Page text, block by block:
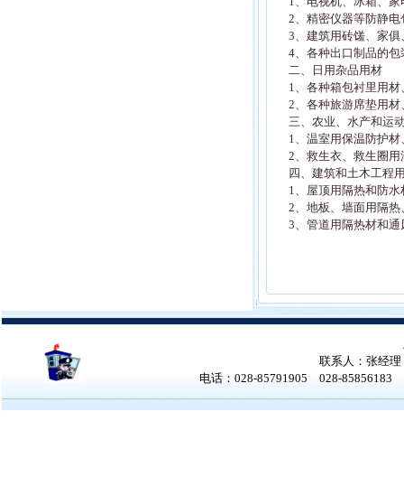
2、精密仪器等防静
3、建筑用砖馐、家
4、各种出口制品的包
二、日用杂品用材
1、各种箱包衬里用
2、各种旅游席垫用
三、农业、水产和运
1、温室用保温防护
2、救生衣、救生圈用
四、建筑和土木工程
1、屋顶用隔热和防
2、地板、墙面用隔
3、管道用隔热材和
联系人：张经
电话：028-85791905 028-85856183